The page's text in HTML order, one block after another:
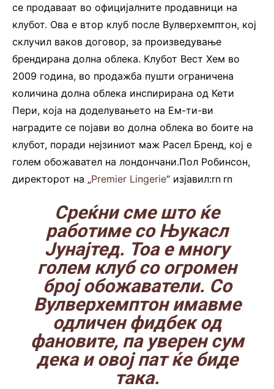
се продаваат во официјалните продавници на
клубот. Ова е втор клуб после Вулверхемптон, кој
склучил ваков договор, за произведување
брендирана долна облека. Клубот Вест Хем во
2009 година, во продажба пушти ограничена
количина долна облека инспирирана од Кети
Пери, која на доделувањето на Ем-ти-ви
наградите се појави во долна облека во боите на
клубот, поради нејзиниот маж Расел Бренд, кој е
голем обожавател на лондончани.Пол Робинсон,
директорот на „Premier Lingerie“ изјавил:rn rn
Среќни сме што ќе
работиме со Њукасл
Јунајтед. Тоа е многу
голем клуб со огромен
број обожаватели. Со
Вулверхемптон имавме
одличен фидбек од
фановите, па уверен сум
дека и овој пат ќе биде
така.